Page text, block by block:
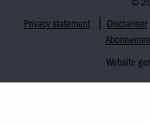
Privacy statement
Disclaimer
Website